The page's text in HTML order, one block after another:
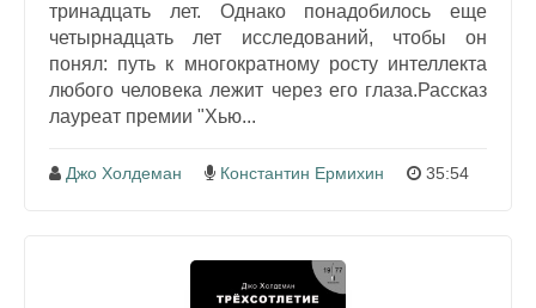
тринадцать лет. Однако понадобилось еще
четырнадцать лет исследований, чтобы он
понял: путь к многократному росту интеллекта
любого человека лежит через его глаза.Рассказ
лауреат премии "Хью...
Джо Холдеман Константин Ермихин 35:54